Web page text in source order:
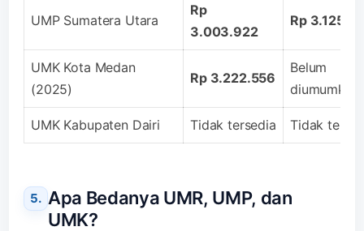
UMP Sumatera Utara
Rp
3.003.922
Rp
UMK Kota Medan
(2025)
Rp 3.222.556
Belum
diumumkan
UMK Kabupaten Dairi Tidak tersedia Tidak
Apa Bedanya UMR, UMP, dan
UMK?